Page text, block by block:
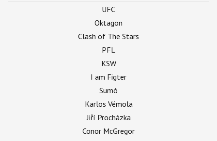
UFC
Oktagon
Clash of The Stars
PFL
KSW
I am Figter
Sumó
Karlos Vémola
Jiří Procházka
Conor McGregor